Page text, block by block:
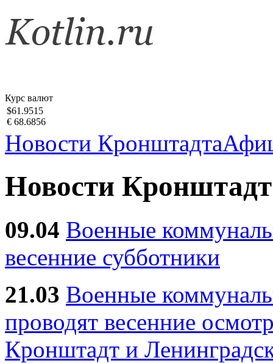
Курс валют
$61.9515
€ 68.6856
Новости Кронштадта
Новости
09.04 Военные
весенние субботники
21.03 Военные
проводят весенние
Кронштадт и